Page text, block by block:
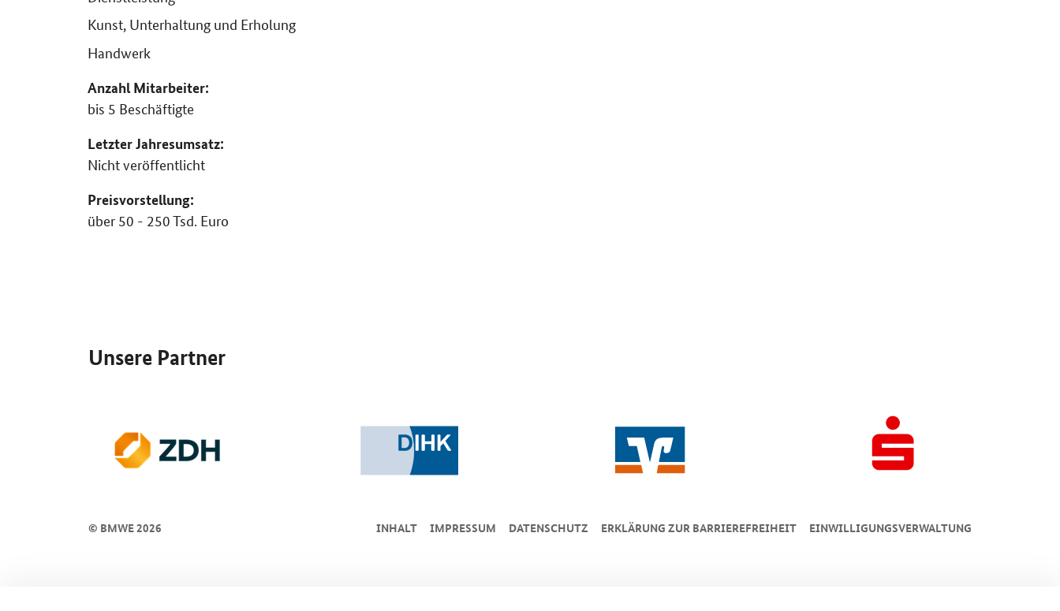
Kunst, Unterhaltung und Erholung
Handwerk
Anzahl Mitarbeiter:
bis 5 Beschäftigte
Letzter Jahresumsatz:
Nicht veröffentlicht
Preisvorstellung:
über 50 - 250 Tsd. Euro
Unsere Partner
© BMWE 2026 INHALT IMPRESSUM DA­TEN­SCHUTZ ERKLÄRUNG ZUR BARRIEREFREIHEIT EINWILLIGUNGSVERWALTUNG